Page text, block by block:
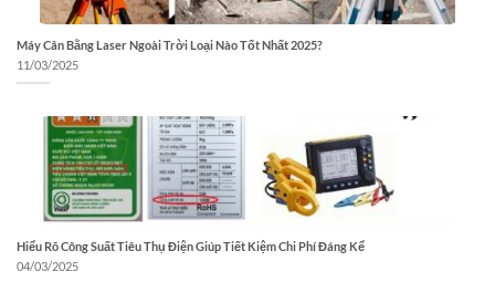
Máy Cân Bằng Laser Ngoài Trời Loại Nào Tốt Nhất 2025?
11/03/2025
Hiểu Rõ Công Suất Tiêu Thụ Điện Giúp Tiết Kiệm Chi Phí Đáng Kể
04/03/2025